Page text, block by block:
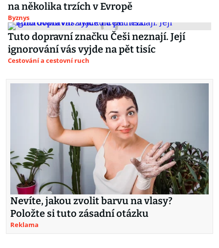
na několika trzích v Evropě
Byznys
Tuto dopravní značku Češi neznají. Její
ignorování vás vyjde na pět tisíc
Cestování a cestovní ruch
Nevíte, jakou zvolit barvu na vlasy?
Položte si tuto zásadní otázku
Reklama